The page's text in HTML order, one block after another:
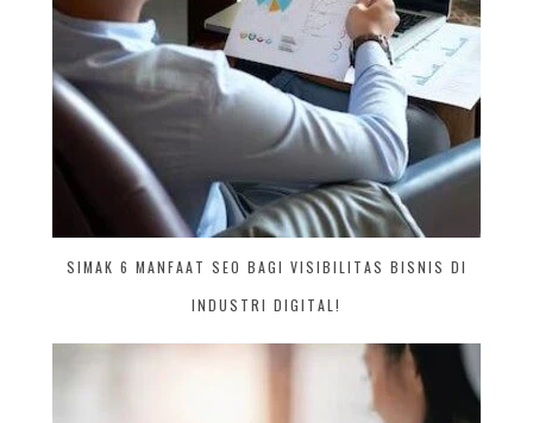
SIMAK 6 MANFAAT SEO BAGI VISIBILITAS BISNIS DI
INDUSTRI DIGITAL!